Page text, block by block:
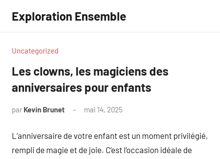
contenu
Exploration Ensemble
Uncategorized
Les clowns, les magiciens des
anniversaires pour enfants
par Kevin Brunet mai 14, 2025
L’anniversaire de votre enfant est un moment privilégié,
rempli de magie et de joie. C’est l’occasion idéale de